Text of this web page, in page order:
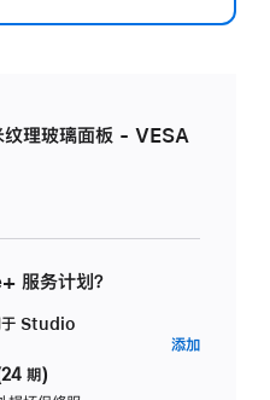
理玻璃面板 - VESA
服务计划？
于 Studio
期)
添加